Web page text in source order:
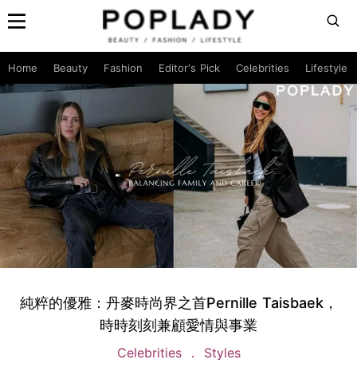
Home Beauty Fashion Editor's Pick Celebrities Lifestyle
純粹的優雅：丹麥時尚界之首Pernille Taisbaek，
時時刻刻兼顧愛情與事業
Celebrities Styles